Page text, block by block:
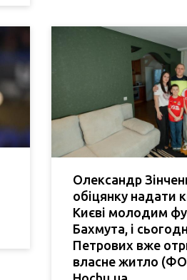
Олександр
обіцянку надати
Києві молодим
Бахмута, і
Петрових вже
власне житло